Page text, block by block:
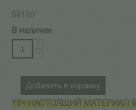
50169
В наличии
Добавить в корзину
18+ НАСТОЯЩИЙ МАТЕРИАЛ